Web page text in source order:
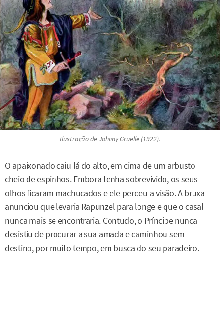
Ilustração de Johnny Gruelle (1922).
O apaixonado caiu lá do alto, em cima de um arbusto
cheio de espinhos. Embora tenha sobrevivido, os seus
olhos ficaram machucados e ele perdeu a visão. A bruxa
anunciou que levaria Rapunzel para longe e que o casal
nunca mais se encontraria. Contudo, o Príncipe nunca
desistiu de procurar a sua amada e caminhou sem
destino, por muito tempo, em busca do seu paradeiro.